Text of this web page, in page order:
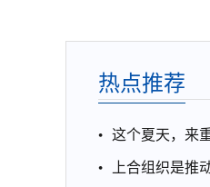
热点推荐
这个夏天，来
上合组织是推